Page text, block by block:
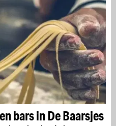
bars in De Baarsjes